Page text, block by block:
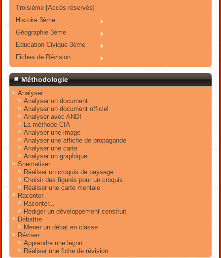
Troisième [Accès réservés]
Histoire 3ème
Géographie 3ème
Education Civique 3ème
Fiches de Révision
Méthodologie
Analyser
Analyser un document
Analyser un document officiel
Analyser avec ANDI
La méthode CIA
Analyser une image
Analyser une affiche de propagande
Analyser une carte
Analyser un graphique
Shématiser
Réaliser un croquis de paysage
Choisir des figurés pour un croquis
Réaliser une carte mentale
Raconter
Raconter...
Rédiger un développement construit
Débattre
Mener un débat en classe
Réviser
Apprendre une leçon
Réaliser une fiche de révision